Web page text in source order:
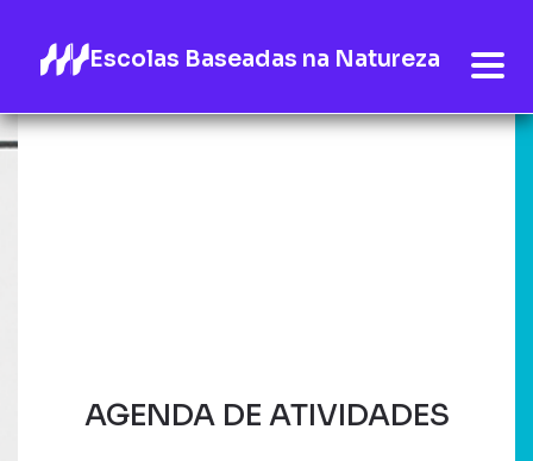
Escolas Baseadas na Natureza
AGENDA DE ATIVIDADES